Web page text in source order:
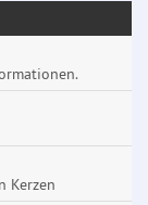
Kerzen